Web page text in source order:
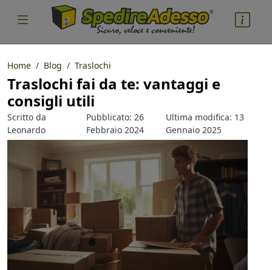
cosa spedire
Pacco
Nazione partenza
Nazione arrivo
Home Blog Traslochi
Traslochi fai da te: vantaggi e
consigli utili
Scritto da
Leonardo
Guerrini
Pubblicato: 26
Febbraio 2024
Ultima modifica: 13
Gennaio 2025